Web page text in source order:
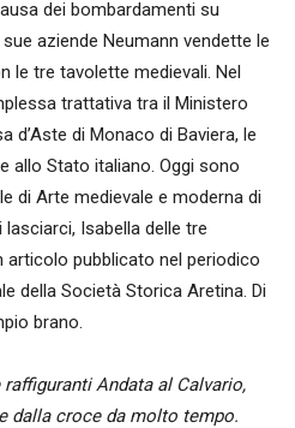
dei bombardamenti su
aziende Neumann vendette le
le tre tavolette medievali. Nel
trattativa tra il Ministero
d’Aste di Monaco di Baviera, le
allo Stato italiano. Oggi sono
di Arte medievale e moderna di
Isabella delle tre
articolo pubblicato nel periodico
della Società Storica Aretina. Di
brano.
Andata al Calvario,
dalla croce da molto tempo.